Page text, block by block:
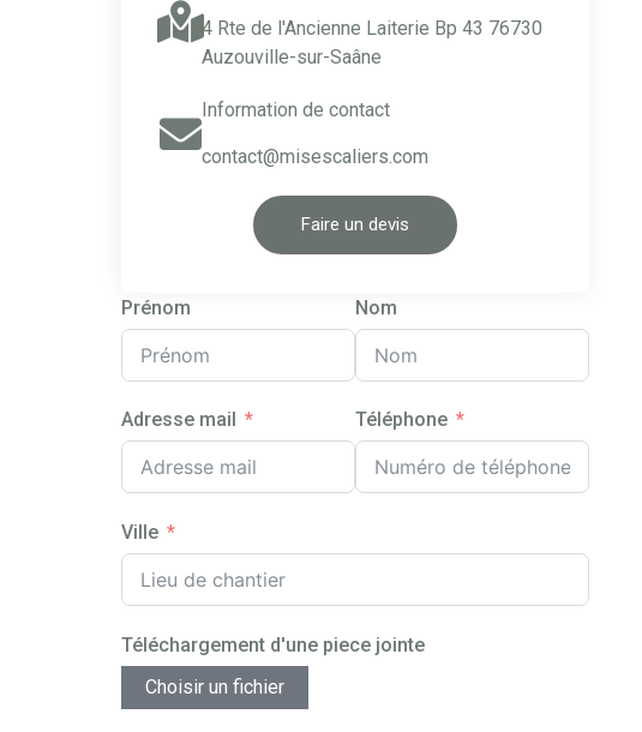
4 Rte de l'Ancienne Laiterie Bp 43 76730
Auzouville-sur-Saâne
Information de contact
contact@misescaliers.com
Faire un devis
Prénom Nom
Adresse mail Téléphone
Ville
Téléchargement d'une piece jointe
Choisir un fichier